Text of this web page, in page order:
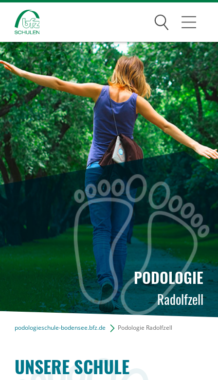
Suchen
Traumberufe
Wer wir sind
Infos
Jobs
Standorte
PODOLOGIE
Radolfzell
podologieschule-bodensee.bfz.de Podologie Radolfzell
UNSERE SCHULE